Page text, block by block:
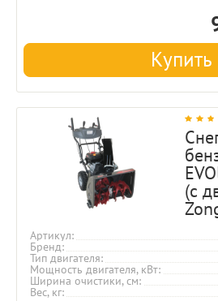
Купить
(с
Артикул
Бренд
Тип двигателя
Мощность двигателя, кВт
Ширина очистики, см
Вес, кг